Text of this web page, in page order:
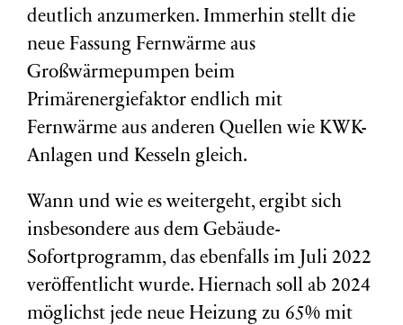
deutlich anzumerken. Immerhin stellt die
neue Fassung Fernwärme aus
Großwärmepumpen beim
Primärenergiefaktor endlich mit
Fernwärme aus anderen Quellen wie KWK-
Anlagen und Kesseln gleich.
Wann und wie es weitergeht, ergibt sich
insbesondere aus dem Gebäude-
Sofortprogramm, das ebenfalls im Juli 2022
veröffentlicht wurde. Hiernach soll ab 2024
möglichst jede neue Heizung zu 65% mit